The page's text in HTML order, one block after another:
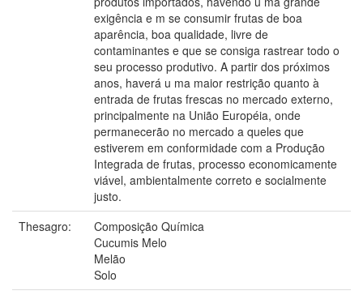
exigência e m se consumir frutas de boa
aparência, boa qualidade, livre de
contaminantes e que se consiga rastrear todo o
seu processo produtivo. A partir dos próximos
anos, haverá u ma maior restrição quanto à
entrada de frutas frescas no mercado externo,
principalmente na União Européia, onde
permanecerão no mercado a queles que
estiverem em conformidade com a Produção
Integrada de frutas, processo economicamente
viável, ambientalmente correto e socialmente
justo.
Thesagro:
Composição Química
Cucumis Melo
Melão
Solo